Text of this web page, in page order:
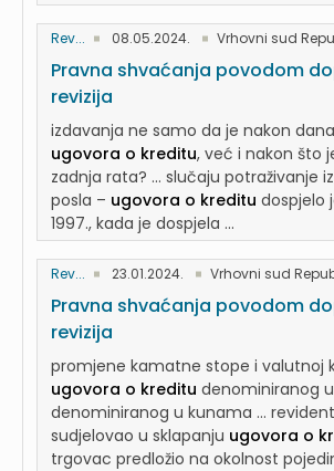
Rev... 08.05.2024. Vrhovni sud
Pravna shvaćanja povodom
revizija
izdavanja ne samo da je nakon
ugovora o kreditu, već i nakon što
zadnja rata? ... slučaju potraživanje
posla – ugovora o kreditu dospjelo
1997., kada je dospjela ...
Rev... 23.01.2024. Vrhovni sud
Pravna shvaćanja povodom
revizija
promjene kamatne stope i valutnoj
ugovora o kreditu denominiranog u
denominiranog u kunama ...
sudjelovao u sklapanju ugovora o
trgovac predložio na okolnost